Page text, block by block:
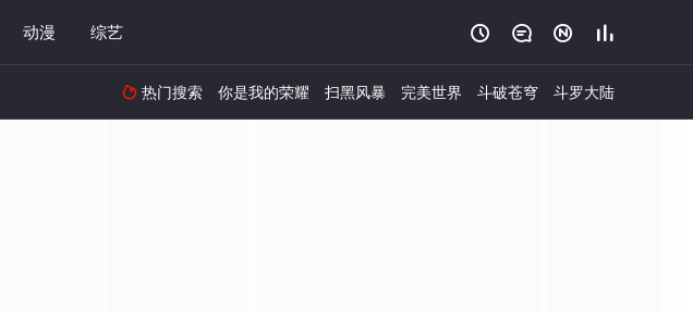
动漫 综艺    
 热门搜索 你是我的荣耀 扫黑风暴 完美世界 斗破苍穹 斗罗大陆